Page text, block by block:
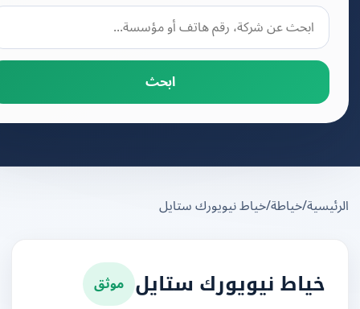
ابحث
/خياطة/خياط نيويورك ستايل
خياط نيويورك ستايل موثق